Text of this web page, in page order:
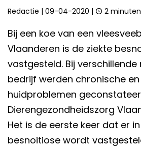
Redactie | 09-04-2020 | 2 minuten
Bij een koe van een
Vlaanderen is de ziekte
vastgesteld. Bij
bedrijf werden chronische
huidproblemen
Dierengezondheidszorg
Het is de eerste keer dat er
besnoitiose wordt